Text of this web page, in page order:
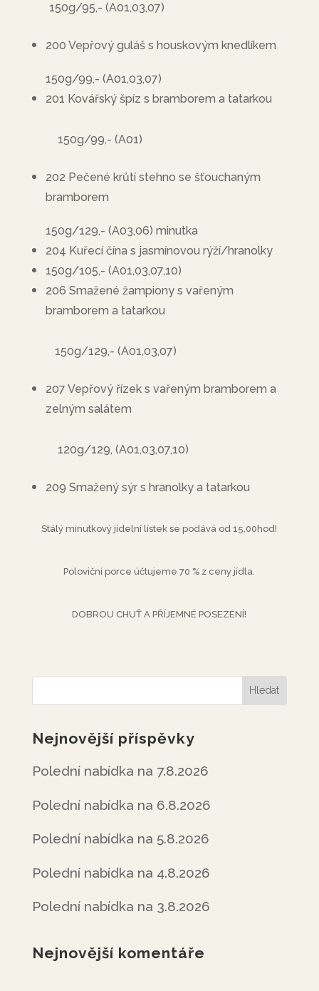
150g/95,- (A01,03,07)
200 Vepřový guláš s houskovým knedlíkem
150g/99,- (A01,03,07)
201 Kovářský špíz s bramborem a tatarkou
150g/99,- (A01)
202 Pečené krůtí stehno se šťouchaným
bramborem
150g/129,- (A03,06) minutka
204 Kuřecí čína s jasmínovou rýží/hranolky
150g/105,- (A01,03,07,10)
206 Smažené žampiony s vařeným
bramborem a tatarkou
150g/129,- (A01,03,07)
207 Vepřový řízek s vařeným bramborem a
zelným salátem
120g/129, (A01,03,07,10)
209 Smažený sýr s hranolky a tatarkou
Stálý minutkový jídelní lístek se podává od 15,00hod!
Poloviční porce účtujeme 70 % z ceny jídla.
DOBROU CHUŤ A PŘÍJEMNÉ POSEZENÍ!
Nejnovější příspěvky
Polední nabídka na 7.8.2026
Polední nabídka na 6.8.2026
Polední nabídka na 5.8.2026
Polední nabídka na 4.8.2026
Polední nabídka na 3.8.2026
Nejnovější komentáře